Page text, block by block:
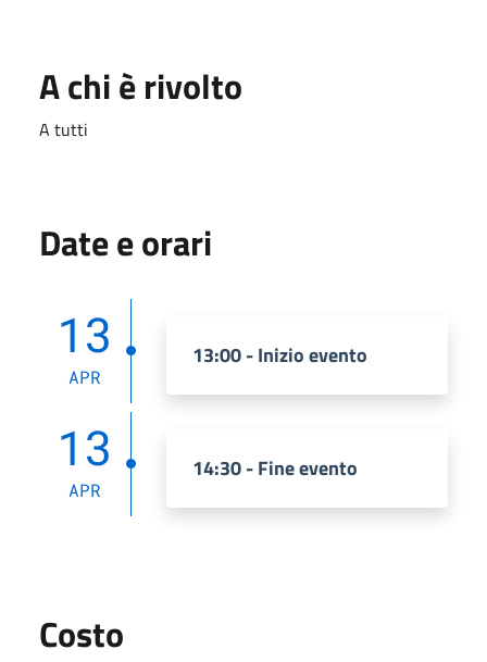
A chi è rivolto
A tutti
Date e orari
13
APR
13:00 - Inizio evento
13
APR
14:30 - Fine evento
Costo